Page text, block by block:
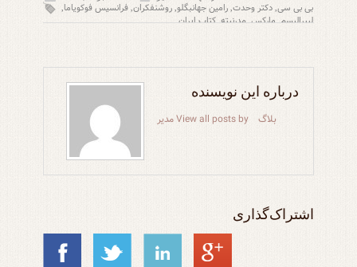
بی بی سی, دکتر وحدت, رامین جهانبگلو, روشنفکران, فرانسیس فوکویاما,
لیبرالیسم,مارکس,مدرنیته,کتاب ایران
درباره این نویسنده
View all posts by مدیر بلاگ
اشتراک‌گذاری